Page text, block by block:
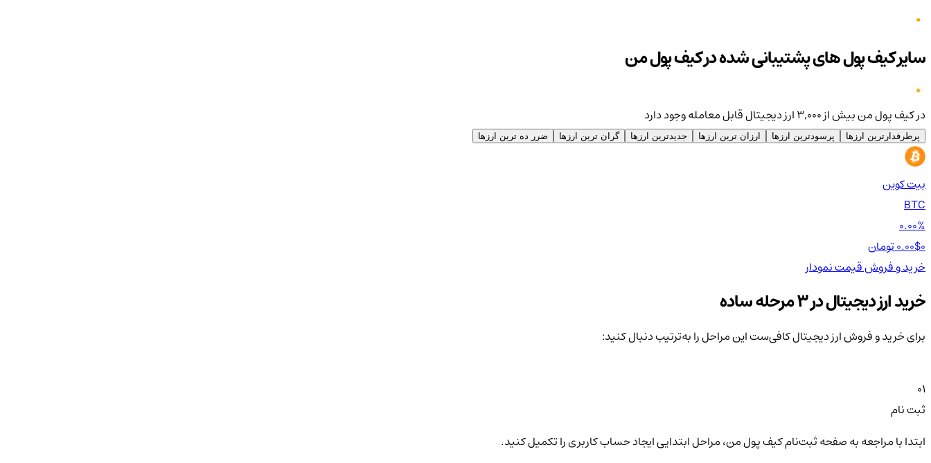
سایر کیف پول های پشتیبانی شده در کیف پول من
در کیف پول من بیش از ۳,۰۰۰ ارز دیجیتال قابل معامله وجود دارد
پرطرفدارترین ارزها پرسودترین ارزها ارزان ترین ارزها جدیدترین ارزها گران ترین ارزها ضرر ده ترین ارزها
بیت کوین
BTC
0.00%
0.00$0 تومان
خرید و فروشقیمتنمودار
خرید ارز دیجیتال در 3 مرحله ساده
برای خرید و فروش ارز دیجیتال کافی‌ست این مراحل را به‌ترتیب دنبال کنید:
01
ثبت نام
ابتدا با مراجعه به صفحه ثبت‌نام کیف‌ پول من، مراحل ابتدایی ایجاد حساب کاربری را تکمیل کنید.